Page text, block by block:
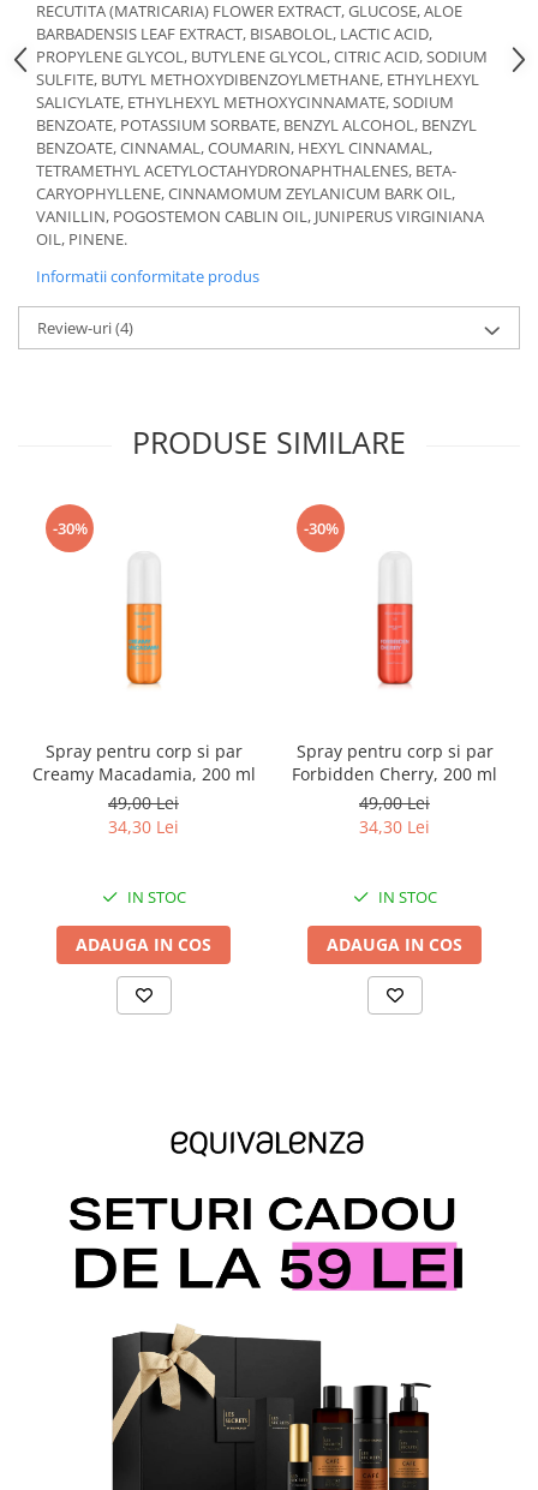
RECUTITA (MATRICARIA) FLOWER EXTRACT, GLUCOSE, ALOE
BARBADENSIS LEAF EXTRACT, BISABOLOL, LACTIC ACID,
PROPYLENE GLYCOL, BUTYLENE GLYCOL, CITRIC ACID, SODIUM
SULFITE, BUTYL METHOXYDIBENZOYLMETHANE, ETHYLHEXYL
SALICYLATE, ETHYLHEXYL METHOXYCINNAMATE, SODIUM
BENZOATE, POTASSIUM SORBATE, BENZYL ALCOHOL, BENZYL
BENZOATE, CINNAMAL, COUMARIN, HEXYL CINNAMAL,
TETRAMETHYL ACETYLOCTAHYDRONAPHTHALENES, BETA-
CARYOPHYLLENE, CINNAMOMUM ZEYLANICUM BARK OIL,
VANILLIN, POGOSTEMON CABLIN OIL, JUNIPERUS VIRGINIANA
OIL, PINENE.
Informatii conformitate produs
Review-uri(4)
PRODUSE SIMILARE
-30%
Spray pentru corp si par
Creamy Macadamia, 200 ml
49,00 Lei
34,30 Lei
IN STOC
ADAUGA IN COS
-30%
Spray pentru corp si par
Forbidden Cherry, 200 ml
49,00 Lei
34,30 Lei
IN STOC
ADAUGA IN COS